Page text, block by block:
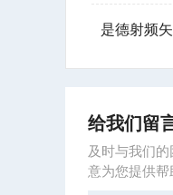
给我们留
及时与我们
意为您提供帮